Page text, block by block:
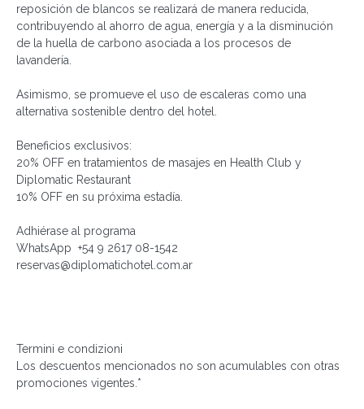
reposición de blancos se realizará de manera reducida,
contribuyendo al ahorro de agua, energía y a la disminución
de la huella de carbono asociada a los procesos de
lavandería.
Asimismo, se promueve el uso de escaleras como una
alternativa sostenible dentro del hotel.
Beneficios exclusivos:
20% OFF en tratamientos de masajes en Health Club y
Diplomatic Restaurant
10% OFF en su próxima estadía.
Adhiérase al programa
WhatsApp +54 9 2617 08-1542
reservas@diplomatichotel.com.ar
Termini e condizioni
Los descuentos mencionados no son acumulables con otras
promociones vigentes.*